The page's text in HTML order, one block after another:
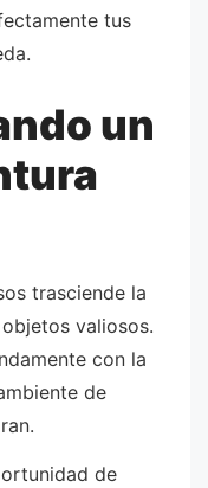
tus
un
trasciende la
valiosos.
con la
de
de